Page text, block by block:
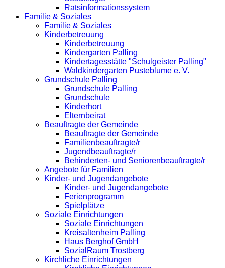
Ratsinformationssystem
Familie & Soziales
Familie & Soziales
Kinderbetreuung
Kinderbetreuung
Kindergarten Palling
Kindertagesstätte "Schulgeister Palling"
Waldkindergarten Pusteblume e. V.
Grundschule Palling
Grundschule Palling
Grundschule
Kinderhort
Elternbeirat
Beauftragte der Gemeinde
Beauftragte der Gemeinde
Familienbeauftragte/r
Jugendbeauftragte/r
Behinderten- und Seniorenbeauftragte/r
Angebote für Familien
Kinder- und Jugendangebote
Kinder- und Jugendangebote
Ferienprogramm
Spielplätze
Soziale Einrichtungen
Soziale Einrichtungen
Kreisaltenheim Palling
Haus Berghof GmbH
SozialRaum Trostberg
Kirchliche Einrichtungen